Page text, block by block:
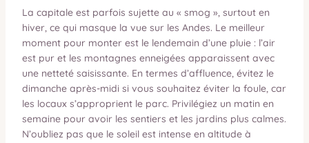
La capitale est parfois sujette au « smog », surtout en
hiver, ce qui masque la vue sur les Andes. Le meilleur
moment pour monter est le lendemain d’une pluie : l’air
est pur et les montagnes enneigées apparaissent avec
une netteté saisissante. En termes d’affluence, évitez le
dimanche après-midi si vous souhaitez éviter la foule, car
les locaux s’approprient le parc. Privilégiez un matin en
semaine pour avoir les sentiers et les jardins plus calmes.
N’oubliez pas que le soleil est intense en altitude à